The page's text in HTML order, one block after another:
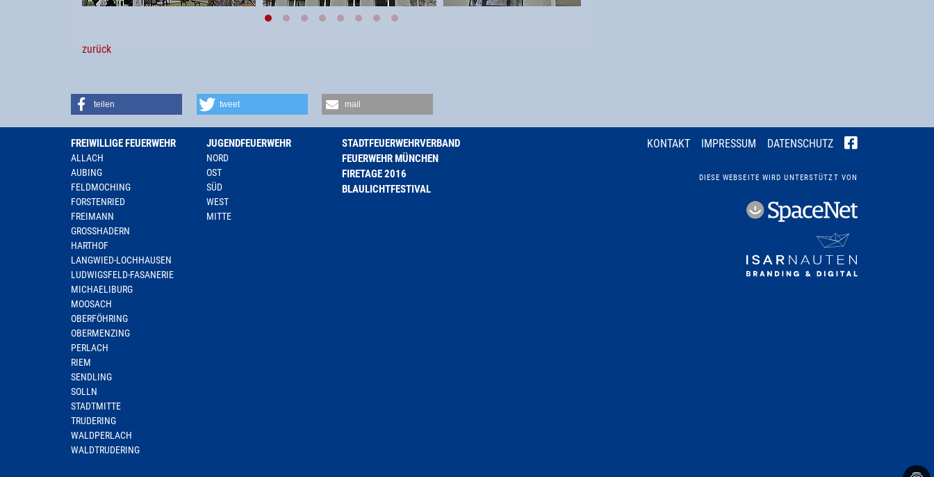
zurück
teilen tweet mail
FREIWILLIGE FEUERWEHR
ALLACH
AUBING
FELDMOCHING
FORSTENRIED
FREIMANN
GROSSHADERN
HARTHOF
LANGWIED-LOCHHAUSEN
LUDWIGSFELD-FASANERIE
MICHAELIBURG
MOOSACH
OBERFÖHRING
OBERMENZING
PERLACH
RIEM
SENDLING
SOLLN
STADTMITTE
TRUDERING
WALDPERLACH
WALDTRUDERING
JUGENDFEUERWEHR
NORD
OST
SÜD
WEST
MITTE
STADTFEUERWEHRVERBAND
FEUERWEHR MÜNCHEN
FIRETAGE 2016
BLAULICHTFESTIVAL
KONTAKT IMPRESSUM DATENSCHUTZ
DIESE WEBSEITE WIRD UNTERSTÜTZT VON